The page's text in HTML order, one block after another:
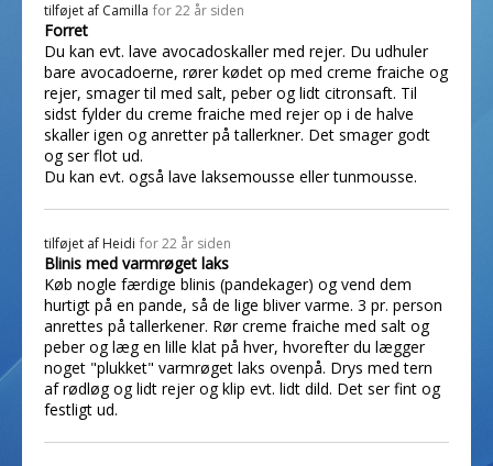
tilføjet af Camilla for 22 år siden
Forret
Du kan evt. lave avocadoskaller med rejer. Du udhuler
bare avocadoerne, rører kødet op med creme fraiche og
rejer, smager til med salt, peber og lidt citronsaft. Til
sidst fylder du creme fraiche med rejer op i de halve
skaller igen og anretter på tallerkner. Det smager godt
og ser flot ud.
Du kan evt. også lave laksemousse eller tunmousse.
tilføjet af Heidi for 22 år siden
Blinis med varmrøget laks
Køb nogle færdige blinis (pandekager) og vend dem
hurtigt på en pande, så de lige bliver varme. 3 pr. person
anrettes på tallerkener. Rør creme fraiche med salt og
peber og læg en lille klat på hver, hvorefter du lægger
noget "plukket" varmrøget laks ovenpå. Drys med tern
af rødløg og lidt rejer og klip evt. lidt dild. Det ser fint og
festligt ud.